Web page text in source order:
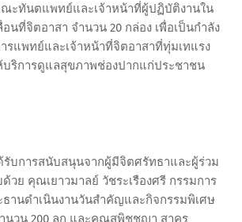
ณะทันตแพทย์และเจ้าหน้าที่ผู้ปฏิบัติงานใน
นที่จิตอาสา จำนวน 20 กล่อง เพื่อเป็นกำลัง
รแพทย์และเจ้าหน้าที่จิตอาสาที่ทุ่มเทแรง
บริการดูแลสุขภาพช่องปากแก่ประชาชน
รับการสนับสนุนจากผู้มีจิตศรัทธาและผู้ร่วม
วย คุณเยาวมาลย์ วัชระเรืองศรี กรรมการ
ธานดำเนินงานวันสำคัญและกิจกรรมพิเศษ
นวน 200 ลูก และคุณสุพิชชญา สาคร